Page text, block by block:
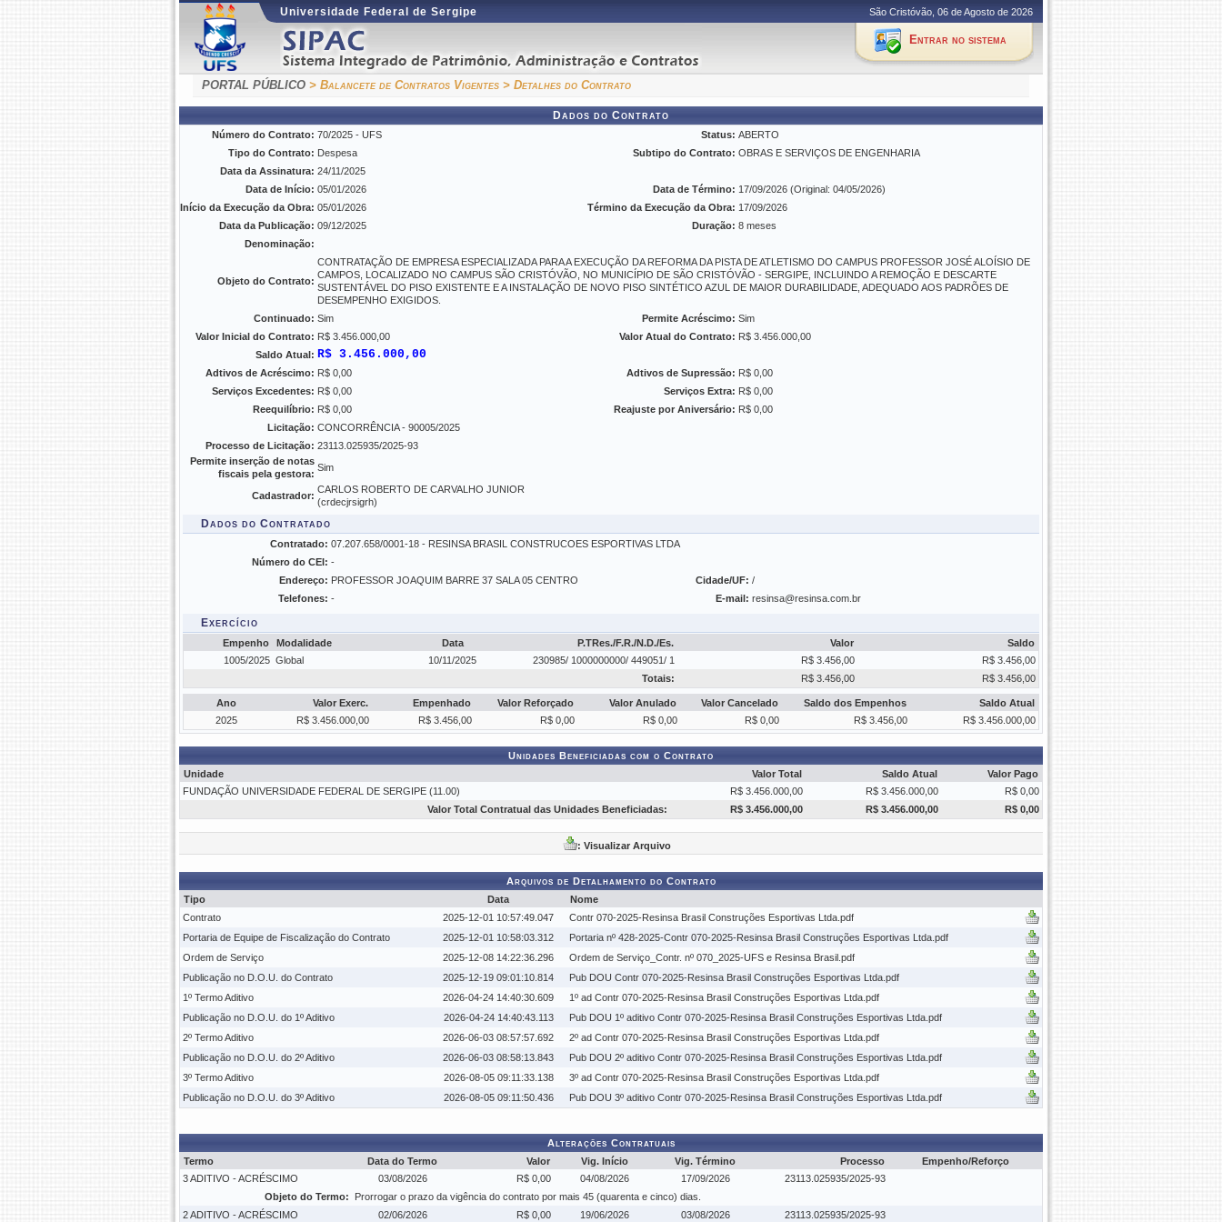
Universidade Federal de Sergipe São Cristóvão, 06 de Agosto de 2026
Entrar no sistema
PORTAL PÚBLICO > Balancete de Contratos Vigentes > Detalhes do Contrato
Dados do Contrato
Número do Contrato: 70/2025 - UFS Status: ABERTO
Tipo do Contrato: Despesa Subtipo do Contrato: OBRAS E SERVIÇOS DE ENGENHARIA
Data da Assinatura: 24/11/2025
Data de Início: 05/01/2026 Data de Término: 17/09/2026 (Original: 04/05/2026)
Início da Execução da Obra: 05/01/2026 Término da Execução da Obra: 17/09/2026
Data da Publicação: 09/12/2025 Duração: 8 meses
Denominação:
Objeto do Contrato:
CONTRATAÇÃO DE EMPRESA ESPECIALIZADA PARA A EXECUÇÃO DA REFORMA DA PISTA DE ATLETISMO DO CAMPUS PROFESSOR JOSÉ ALOÍSIO DE
CAMPOS, LOCALIZADO NO CAMPUS SÃO CRISTÓVÃO, NO MUNICÍPIO DE SÃO CRISTÓVÃO - SERGIPE, INCLUINDO A REMOÇÃO E DESCARTE
SUSTENTÁVEL DO PISO EXISTENTE E A INSTALAÇÃO DE NOVO PISO SINTÉTICO AZUL DE MAIOR DURABILIDADE, ADEQUADO AOS PADRÕES DE
DESEMPENHO EXIGIDOS.
Continuado: Sim Permite Acréscimo: Sim
Valor Inicial do Contrato: R$ 3.456.000,00 Valor Atual do Contrato: R$ 3.456.000,00
Saldo Atual: R$ 3.456.000,00
Adtivos de Acréscimo: R$ 0,00 Adtivos de Supressão: R$ 0,00
Serviços Excedentes: R$ 0,00 Serviços Extra: R$ 0,00
Reequilíbrio: R$ 0,00 Reajuste por Aniversário: R$ 0,00
Licitação: CONCORRÊNCIA - 90005/2025
Processo de Licitação: 23113.025935/2025-93
Permite inserção de notas
fiscais pela gestora:
Sim
Cadastrador:
CARLOS ROBERTO DE CARVALHO JUNIOR
(crdecjrsigrh)
Dados do Contratado
Contratado: 07.207.658/0001-18 - RESINSA BRASIL CONSTRUCOES ESPORTIVAS LTDA
Número do CEI: -
Endereço: PROFESSOR JOAQUIM BARRE 37 SALA 05 CENTRO Cidade/UF: /
Telefones: - E-mail: resinsa@resinsa.com.br
Exercício
Empenho Modalidade Data P.TRes./F.R./N.D./Es. Valor
Saldo
1005/2025 Global 10/11/2025 230985/ 1000000000/ 449051/ 1 R$ 3.456,00
R$ 3.456,00
Totais:
R$ 3.456,00 R$ 3.456,00
Ano Valor Exerc. Empenhado Valor Reforçado Valor Anulado Valor Cancelado Saldo dos Empenhos
Saldo Atual
2025
R$ 3.456.000,00 R$ 3.456,00 R$ 0,00 R$ 0,00 R$ 0,00 R$ 3.456,00 R$ 3.456.000,00
Unidades Beneficiadas com o Contrato
Unidade
Valor Total Saldo Atual
Valor Pago
FUNDAÇÃO UNIVERSIDADE FEDERAL DE SERGIPE (11.00)
R$ 3.456.000,00 R$ 3.456.000,00
R$ 0,00
Valor Total Contratual das Unidades Beneficiadas:
R$ 3.456.000,00 R$ 3.456.000,00 R$ 0,00
: Visualizar Arquivo
Arquivos de Detalhamento do Contrato
Tipo
Data
Nome
Contrato
2025-12-01 10:57:49.047
Contr 070-2025-Resinsa Brasil Construções Esportivas Ltda.pdf
Portaria de Equipe de Fiscalização do Contrato
2025-12-01 10:58:03.312
Portaria nº 428-2025-Contr 070-2025-Resinsa Brasil Construções Esportivas Ltda.pdf
Ordem de Serviço
2025-12-08 14:22:36.296
Ordem de Serviço_Contr. nº 070_2025-UFS e Resinsa Brasil.pdf
Publicação no D.O.U. do Contrato
2025-12-19 09:01:10.814
Pub DOU Contr 070-2025-Resinsa Brasil Construções Esportivas Ltda.pdf
1º Termo Aditivo
2026-04-24 14:40:30.609
1º ad Contr 070-2025-Resinsa Brasil Construções Esportivas Ltda.pdf
Publicação no D.O.U. do 1º Aditivo
2026-04-24 14:40:43.113
Pub DOU 1º aditivo Contr 070-2025-Resinsa Brasil Construções Esportivas Ltda.pdf
2º Termo Aditivo
2026-06-03 08:57:57.692
2º ad Contr 070-2025-Resinsa Brasil Construções Esportivas Ltda.pdf
Publicação no D.O.U. do 2º Aditivo
2026-06-03 08:58:13.843
Pub DOU 2º aditivo Contr 070-2025-Resinsa Brasil Construções Esportivas Ltda.pdf
3º Termo Aditivo
2026-08-05 09:11:33.138
3º ad Contr 070-2025-Resinsa Brasil Construções Esportivas Ltda.pdf
Publicação no D.O.U. do 3º Aditivo
2026-08-05 09:11:50.436 Pub DOU 3º aditivo Contr 070-2025-Resinsa Brasil Construções Esportivas Ltda.pdf
Alterações Contratuais
Termo
Data do Termo Valor Vig. Início Vig. Término Processo
Empenho/Reforço
3 ADITIVO - ACRÉSCIMO
03/08/2026 R$ 0,00 04/08/2026 17/09/2026
23113.025935/2025-93
Objeto do Termo:
Prorrogar o prazo da vigência do contrato por mais 45 (quarenta e cinco) dias.
2 ADITIVO - ACRÉSCIMO
02/06/2026 R$ 0,00 19/06/2026 03/08/2026 23113.025935/2025-93